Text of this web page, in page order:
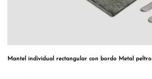
Mantel individual rectangular con bordo Metal peltro